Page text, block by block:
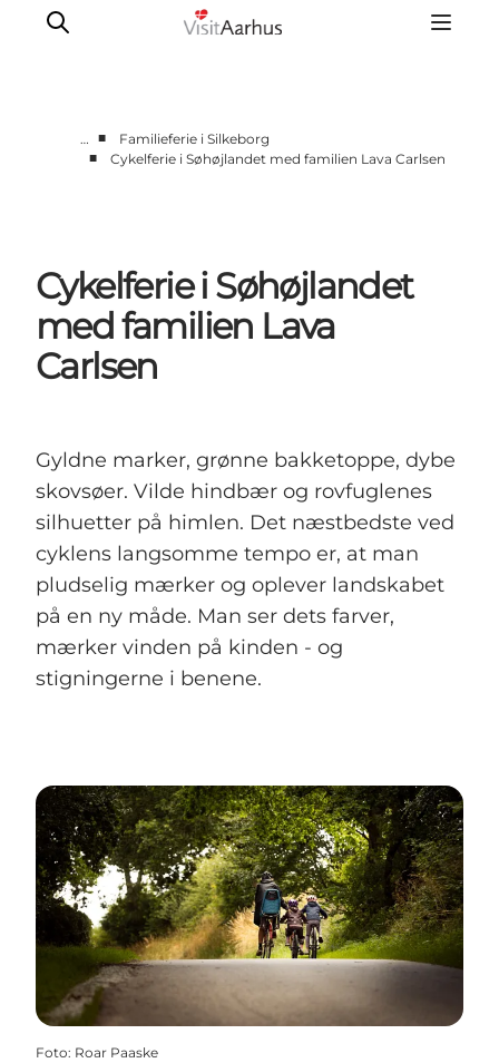
Randers
Silkeborg
Viborg
Favrskov
… ■
Familieferie i Silkeborg
■
Cykelferie i Søhøjlandet med familien Lava Carlsen
Cykelferie i Søhøjlandet
med familien Lava
Carlsen
Gyldne marker, grønne bakketoppe, dybe
skovsøer. Vilde hindbær og rovfuglenes
silhuetter på himlen. Det næstbedste ved
cyklens langsomme tempo er, at man
pludselig mærker og oplever landskabet
på en ny måde. Man ser dets farver,
mærker vinden på kinden - og
stigningerne i benene.
Foto: Roar Paaske